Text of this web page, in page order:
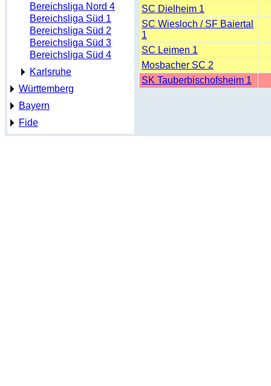
Bereichsliga Nord 4
Bereichsliga Süd 1
Bereichsliga Süd 2
Bereichsliga Süd 3
Bereichsliga Süd 4
Karlsruhe
Württemberg
Bayern
Fide
SC Dielheim 1
SC Wiesloch / SF Baiertal
1
SC Leimen 1
Mosbacher SC 2
SK Tauberbischofsheim 1